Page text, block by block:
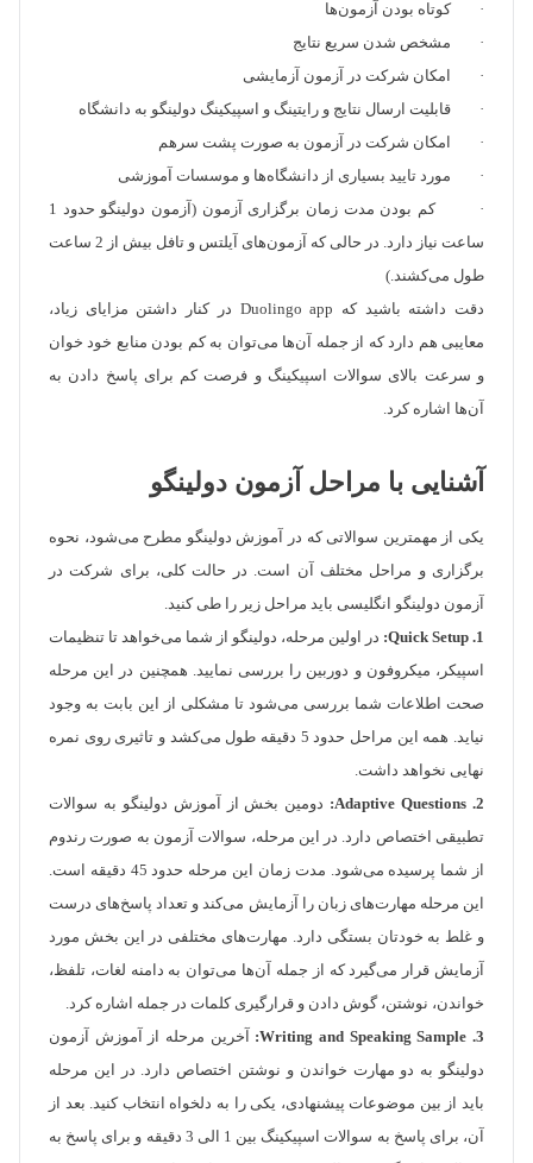
· کوتاه بودن آزمون‌ها
· مشخص شدن سریع نتایج
· امکان شرکت در آزمون آزمایشی
· قابلیت ارسال نتایج و رایتینگ و اسپیکینگ دولینگو به دانشگاه
· امکان شرکت در آزمون به صورت پشت سرهم
· مورد تایید بسیاری از دانشگاه‌ها و موسسات آموزشی
· کم بودن مدت زمان برگزاری آزمون (آزمون دولینگو حدود 1
ساعت نیاز دارد. در حالی که آزمون‌های آیلتس و تافل بیش از 2 ساعت
طول می‌کشند.)
دقت داشته باشید که Duolingo app در کنار داشتن مزایای زیاد،
معایبی هم دارد که از جمله آن‌ها می‌توان به کم بودن منابع خود خوان
و سرعت بالای سوالات اسپیکینگ و فرصت کم برای پاسخ دادن به
آن‌ها اشاره کرد.
آشنایی با مراحل آزمون دولینگو
یکی از مهمترین سوالاتی که در آموزش دولینگو مطرح می‌شود، نحوه
برگزاری و مراحل مختلف آن است. در حالت کلی، برای شرکت در
آزمون دولینگو انگلیسی باید مراحل زیر را طی کنید.
1. Quick Setup:
در اولین مرحله، دولینگو از شما می‌خواهد تا تنظیمات
اسپیکر، میکروفون و دوربین را بررسی نمایید. همچنین در این مرحله
صحت اطلاعات شما بررسی می‌شود تا مشکلی از این بابت به وجود
نیاید. همه این مراحل حدود 5 دقیقه طول می‌کشد و تاثیری روی نمره
نهایی نخواهد داشت.
2. Adaptive Questions:
دومین بخش از آموزش دولینگو به سوالات
تطبیقی اختصاص دارد. در این مرحله، سوالات آزمون به صورت رندوم
از شما پرسیده می‌شود. مدت زمان این مرحله حدود 45 دقیقه است.
این مرحله مهارت‌های زبان را آزمایش می‌کند و تعداد پاسخ‌های درست
و غلط به خودتان بستگی دارد. مهارت‌های مختلفی در این بخش مورد
آزمایش قرار می‌گیرد که از جمله آن‌ها می‌توان به دامنه لغات، تلفظ،
خواندن، نوشتن، گوش دادن و قرارگیری کلمات در جمله اشاره کرد.
3. Writing and Speaking Sample:
آخرین مرحله از آموزش آزمون
دولینگو به دو مهارت خواندن و نوشتن اختصاص دارد. در این مرحله
باید از بین موضوعات پیشنهادی، یکی را به دلخواه انتخاب کنید. بعد از
آن، برای پاسخ به سوالات اسپیکینگ بین 1 الی 3 دقیقه و برای پاسخ به